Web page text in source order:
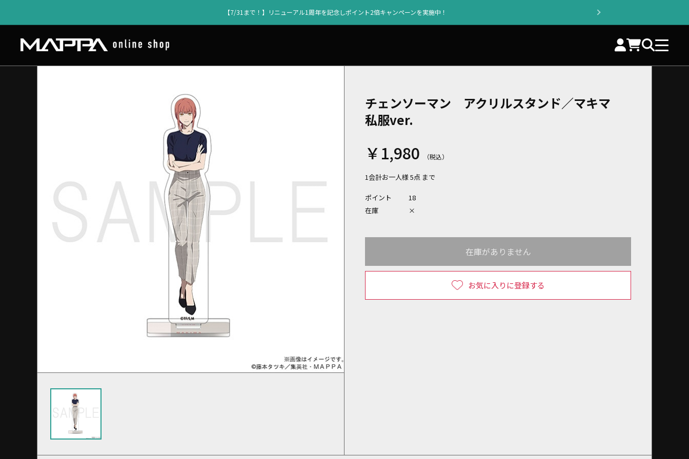
【7/31まで！】リニューアル1周年を記念しポイント2倍キャンペーンを実施中！
チェンソーマン アクリルスタンド／マキマ
私服ver.
￥1,980
1会計お一人様 5点 まで
ポイント
18
在庫
×
お気に入りに登録する
在庫がありません